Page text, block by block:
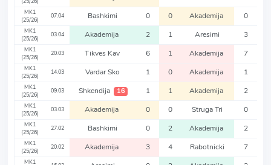
MK1
(25/26)
07.04 Bashkimi 0 0 Akademija 0
MK1
(25/26)
03.04 Akademija 2 1 Aresimi 3
MK1
(25/26)
20.03 Tikves Kav 6 1 Akademija 7
MK1
(25/26)
14.03 Vardar Sko 1 0 Akademija 1
MK1
(25/26)
09.03 Shkendija 16 1 1 Akademija 2
MK1
(25/26)
03.03 Akademija 0 0 Struga Tri 0
MK1
(25/26)
27.02 Bashkimi 0 2 Akademija 2
MK1
(25/26)
20.02 Akademija 3 4 Rabotnicki 7
MK1